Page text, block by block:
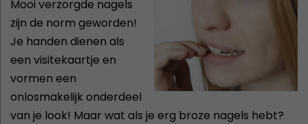
Mooi verzorgde nagels
zijn de norm geworden!
Je handen dienen als
een visitekaartje en
vormen een
onlosmakelijk onderdeel
van je look! Maar wat als je erg broze nagels hebt?